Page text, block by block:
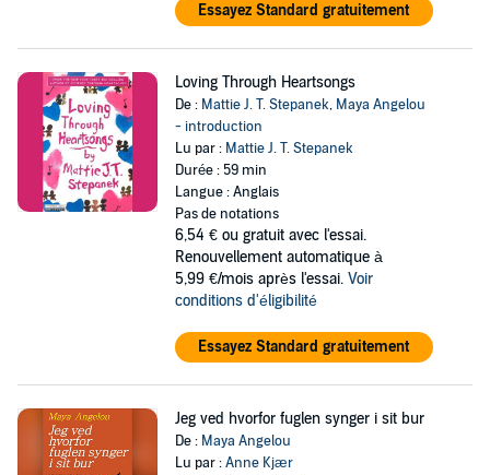
Essayez Standard gratuitement
Loving Through Heartsongs
De : Mattie J. T. Stepanek, Maya Angelou
- introduction
Lu par : Mattie J. T. Stepanek
Durée : 59 min
Langue : Anglais
Pas de notations
6,54 € ou gratuit avec l'essai.
Renouvellement automatique à
5,99 €/mois après l'essai. Voir
conditions d'éligibilité
Essayez Standard gratuitement
Jeg ved hvorfor fuglen synger i sit bur
De : Maya Angelou
Lu par :Anne Kjær